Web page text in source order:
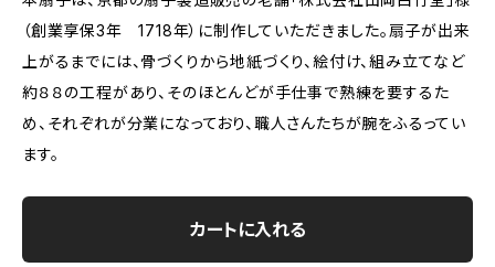
（創業享保3年 1718年）に制作していただきました。扇子が出来
上がるまでには、骨づくりから地紙づくり、絵付け、組み立てなど
約８８の工程があり、そのほとんどが手仕事で熟練を要するた
め、それぞれが分業になっており、職人さんたちが腕をふるってい
ます。
カートに入れる